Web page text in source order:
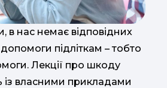
в нас немає відповідних
допомоги підліткам – тобто
Лекції про шкоду
із власними прикладами